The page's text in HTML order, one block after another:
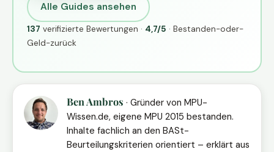
Alle Guides ansehen
137 verifizierte Bewertungen · 4,7/5 · Bestanden-oder-
Geld-zurück
Ben Ambros · Gründer von MPU-
Wissen.de, eigene MPU 2015 bestanden.
Inhalte fachlich an den BASt-
Beurteilungskriterien orientiert – erklärt aus